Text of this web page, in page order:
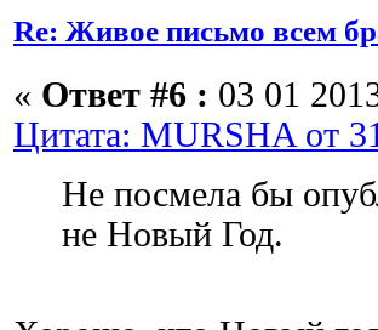
Re: Живое письмо всем
« Ответ #6 : 03 01
Цитата: MURSHA от
Не посмела бы
не Новый Год.